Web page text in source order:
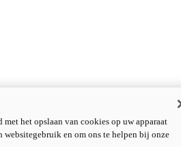
het opslaan van cookies op uw apparaat
websitegebruik en om ons te helpen bij onze